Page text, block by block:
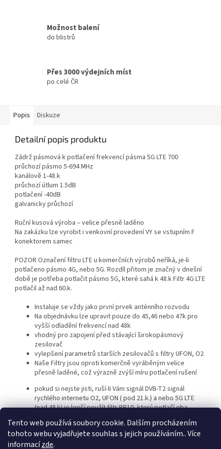
Tento web používá soubory cookie. Dalším procházením
tohoto webu vyjadřujete souhlas s jejich používáním.. Více
informacízde.
Možnost balení
do blistrů
Přes 3000 výdejních míst
po celé ČR
Popis Diskuze
Detailní popis produktu
Zádrž pásmová k potlačení frekvencí pásma 5G LTE 700
průchozí pásmo 5-694 MHz
kanálově 1-48.k
průchozí útlum 1.5dB
potlačení -40dB
galvanicky průchozí
Ruční kusová výroba – velice přesně laděno
Na zakázku lze vyrobit i venkovní provedení VY se vstupním F
konektorem samec
POZOR Označení filtru LTEu komerčních výrobů neříká, je-li
potlačeno pásmo 4G, nebo 5G. Rozdíl přitom je značný v dnešní
době je potřeba potlačit pásmo 5G, které sahá k 48.k Filtr 4G LTE
potlačil až nad 60.k.
Instaluje se vždy jako první prvek anténního rozvodu
Na objednávku lze upravit pouze do 45,46 nebo 47k pro
vyšší odladění frekvencí nad 48k
vhodný pro zapojení před stávající širokopásmový
zesilovač
vylepšení parametrů starších zesilovačů s filtryUFON, O2
Naše Filtry jsou oproti komerčně vyráběným velice
přesně laděné, což výrazně zvýší míru potlačení rušení
pokud si nejste jisti, ruší-li Vám signálDVB-T2 signál
rychlého internetu O2, UFON ( pod 21.k.) a nebo 5G LTE
(nad 48.k) je lepší použít filtr PP10, který potlačí oba
nežádoucí signály